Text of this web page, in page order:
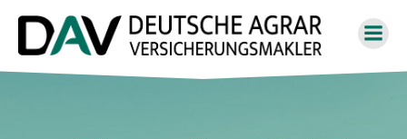
Zum
Inhalt
springen